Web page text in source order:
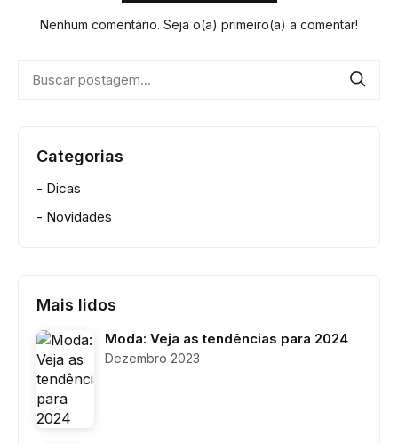
Nenhum comentário. Seja o(a) primeiro(a) a comentar!
Categorias
- Dicas
- Novidades
Mais lidos
Moda: Veja as tendências para 2024
Dezembro 2023